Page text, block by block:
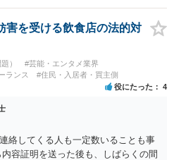
ょうか。
害を受ける飲食店の法的対
）
#芸能・エンタメ業界
ランス #住民・入居者・買主側
役にたった 4
絡してくる人も一定数いることも事
容証明を送った後も、しばらくの間